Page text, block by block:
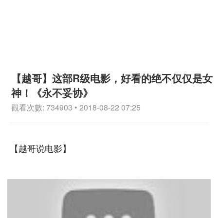
【越哥】这部R级电影，好看的绝不仅仅是女
神！《永不妥协》
觀看次數: 734903 • 2018-08-22 07:25
【越哥说电影】